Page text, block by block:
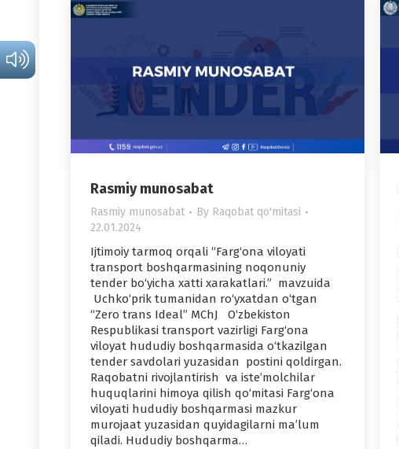
Rasmiy munosabat
Rasmiy munosabat By Raqobat qo'mitasi
22.01.2024
Ijtimoiy tarmoq orqali “Farg‘ona viloyati
transport boshqarmasining noqonuniy
tender bo‘yicha xatti xarakatlari.” mavzuida
Uchko‘prik tumanidan ro‘yxatdan o‘tgan
“Zero trans Ideal” MChJ O‘zbekiston
Respublikasi transport vazirligi Farg‘ona
viloyat hududiy boshqarmasida o‘tkazilgan
tender savdolari yuzasidan postini qoldirgan.
Raqobatni rivojlantirish va iste’molchilar
huquqlarini himoya qilish qo‘mitasi Farg‘ona
viloyati hududiy boshqarmasi mazkur
murojaat yuzasidan quyidagilarni ma’lum
qiladi. Hududiy boshqarma…